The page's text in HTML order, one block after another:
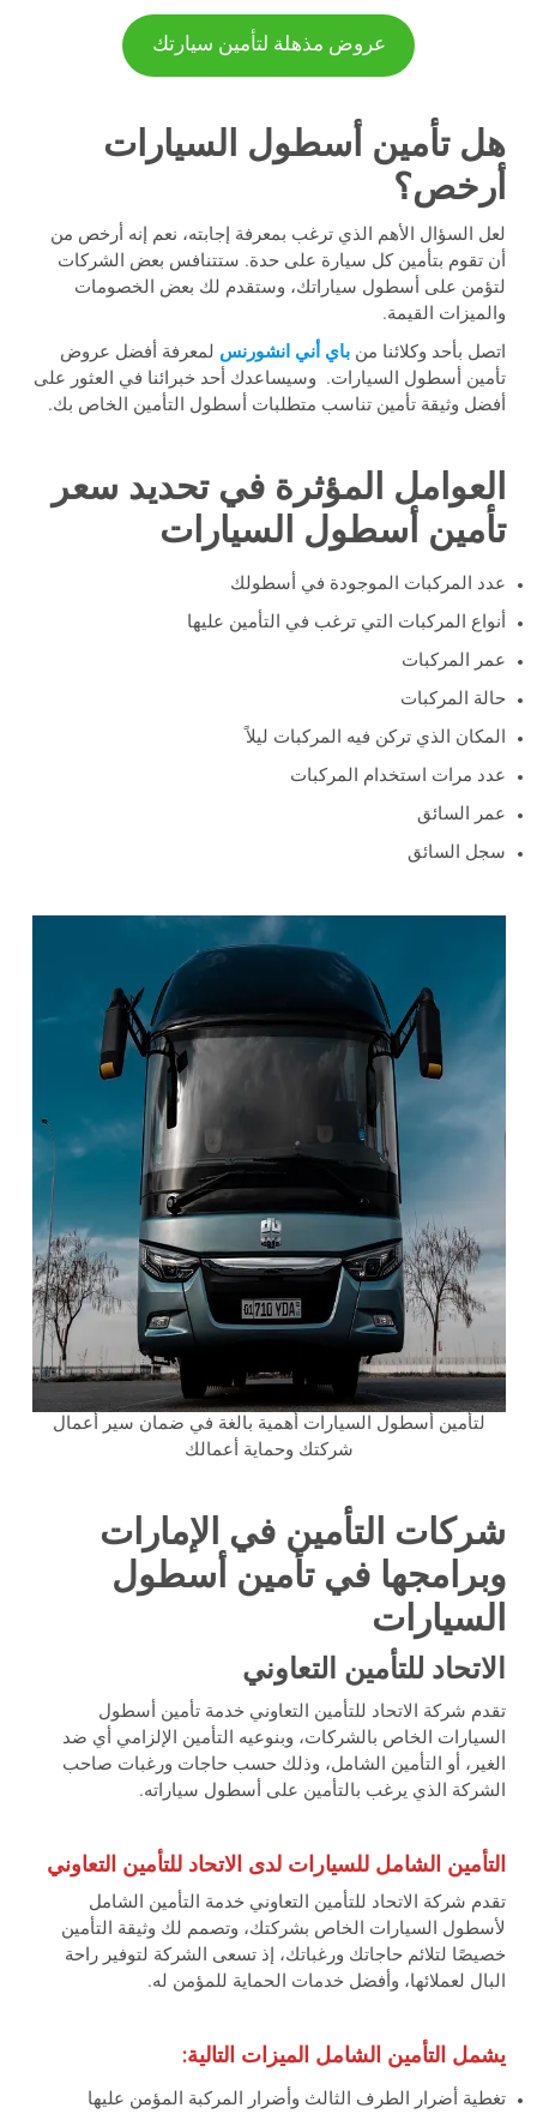
عروض مذهلة لتأمين سيارتك
هل تأمين أسطول السيارات
أرخص؟
لعل السؤال الأهم الذي ترغب بمعرفة إجابته، نعم إنه أرخص من
أن تقوم بتأمين كل سيارة على حدة. ستتنافس بعض الشركات
لتؤمن على أسطول سياراتك، وستقدم لك بعض الخصومات
والميزات القيمة.
اتصل بأحد وكلائنا منباي أني انشورنس لمعرفة أفضل عروض
تأمين أسطول السيارات. وسيساعدك أحد خبرائنا في العثور على
أفضل وثيقة تأمين تناسب متطلبات أسطول التأمين الخاص بك.
العوامل المؤثرة في تحديد سعر
تأمين أسطول السيارات
عدد المركبات الموجودة في أسطولك
أنواع المركبات التي ترغب في التأمين عليها
عمر المركبات
حالة المركبات
المكان الذي تركن فيه المركبات ليلاً
عدد مرات استخدام المركبات
عمر السائق
سجل السائق
لتأمين أسطول السيارات أهمية بالغة في ضمان سير أعمال
شركتك وحماية أعمالك
شركات التأمين في الإمارات
وبرامجها في تأمين أسطول
السيارات
الاتحاد للتأمين التعاوني
تقدم شركة الاتحاد للتأمين التعاوني خدمة تأمين أسطول
السيارات الخاص بالشركات، وبنوعيه التأمين الإلزامي أي ضد
الغير، أو التأمين الشامل، وذلك حسب حاجات ورغبات صاحب
الشركة الذي يرغب بالتأمين على أسطول سياراته.
التأمين الشامل للسيارات لدى الاتحاد للتأمين التعاوني
تقدم شركة الاتحاد للتأمين التعاوني خدمة التأمين الشامل
لأسطول السيارات الخاص بشركتك، وتصمم لك وثيقة التأمين
خصيصًا لتلائم حاجاتك ورغباتك، إذ تسعى الشركة لتوفير راحة
البال لعملائها، وأفضل خدمات الحماية للمؤمن له.
يشمل التأمين الشامل الميزات التالية:
تغطية أضرار الطرف الثالث وأضرار المركبة المؤمن عليها